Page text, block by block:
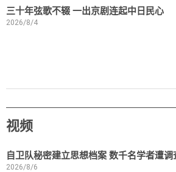
三十年弦歌不辍 一出京剧连起中日民心
2026/8/4
视频
自卫队秘密建立思想档案 数千名学者遭调
2026/8/6